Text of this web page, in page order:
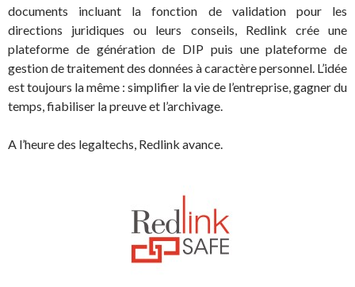
documents incluant la fonction de validation pour les
directions juridiques ou leurs conseils, Redlink crée une
plateforme de génération de DIP puis une plateforme de
gestion de traitement des données à caractère personnel. L’idée
est toujours la même : simplifier la vie de l’entreprise, gagner du
temps, fiabiliser la preuve et l’archivage.
A l’heure des legaltechs, Redlink avance.